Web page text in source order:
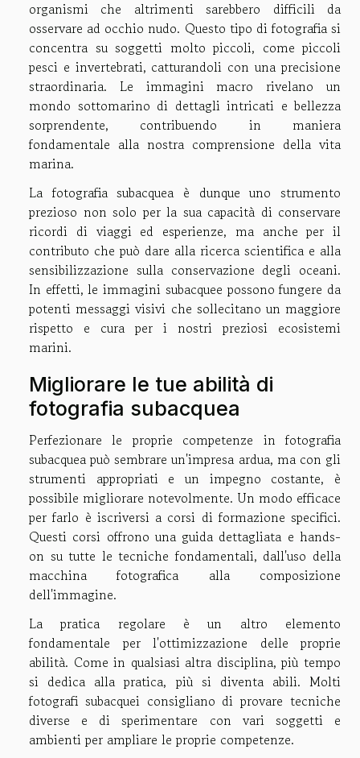
organismi che altrimenti sarebbero difficili da
osservare ad occhio nudo. Questo tipo di fotografia si
concentra su soggetti molto piccoli, come piccoli
pesci e invertebrati, catturandoli con una precisione
straordinaria. Le immagini macro rivelano un
mondo sottomarino di dettagli intricati e bellezza
sorprendente, contribuendo in maniera
fondamentale alla nostra comprensione della vita
marina.
La fotografia subacquea è dunque uno strumento
prezioso non solo per la sua capacità di conservare
ricordi di viaggi ed esperienze, ma anche per il
contributo che può dare alla ricerca scientifica e alla
sensibilizzazione sulla conservazione degli oceani.
In effetti, le immagini subacquee possono fungere da
potenti messaggi visivi che sollecitano un maggiore
rispetto e cura per i nostri preziosi ecosistemi
marini.
Migliorare le tue abilità di
fotografia subacquea
Perfezionare le proprie competenze in fotografia
subacquea può sembrare un'impresa ardua, ma con gli
strumenti appropriati e un impegno costante, è
possibile migliorare notevolmente. Un modo efficace
per farlo è iscriversi a corsi di formazione specifici.
Questi corsi offrono una guida dettagliata e hands-
on su tutte le tecniche fondamentali, dall'uso della
macchina fotografica alla composizione
dell'immagine.
La pratica regolare è un altro elemento
fondamentale per l'ottimizzazione delle proprie
abilità. Come in qualsiasi altra disciplina, più tempo
si dedica alla pratica, più si diventa abili. Molti
fotografi subacquei consigliano di provare tecniche
diverse e di sperimentare con vari soggetti e
ambienti per ampliare le proprie competenze.